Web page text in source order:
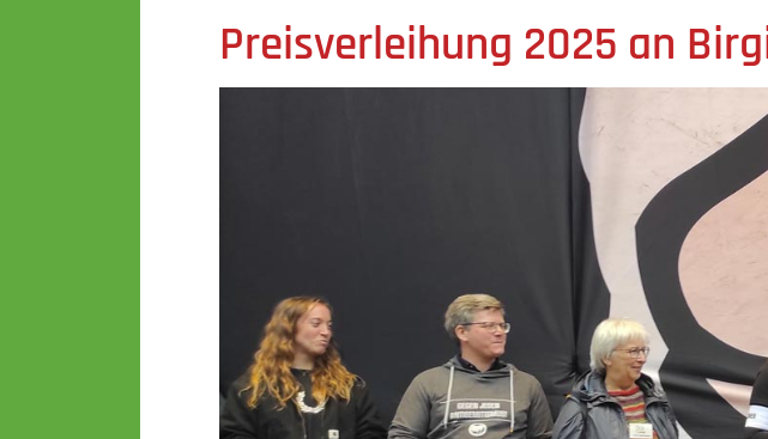
Preisverleihung 2025 an